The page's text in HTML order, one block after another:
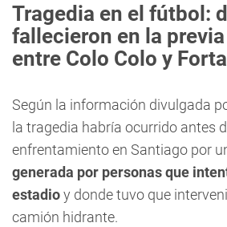
Tragedia en el fútbol:
fallecieron en la
entre Colo Colo y
Según la información divulgada
la tragedia habría ocurrido antes
enfrentamiento en Santiago por
generada por personas que
estadioy donde tuvo que
camión hidrante.